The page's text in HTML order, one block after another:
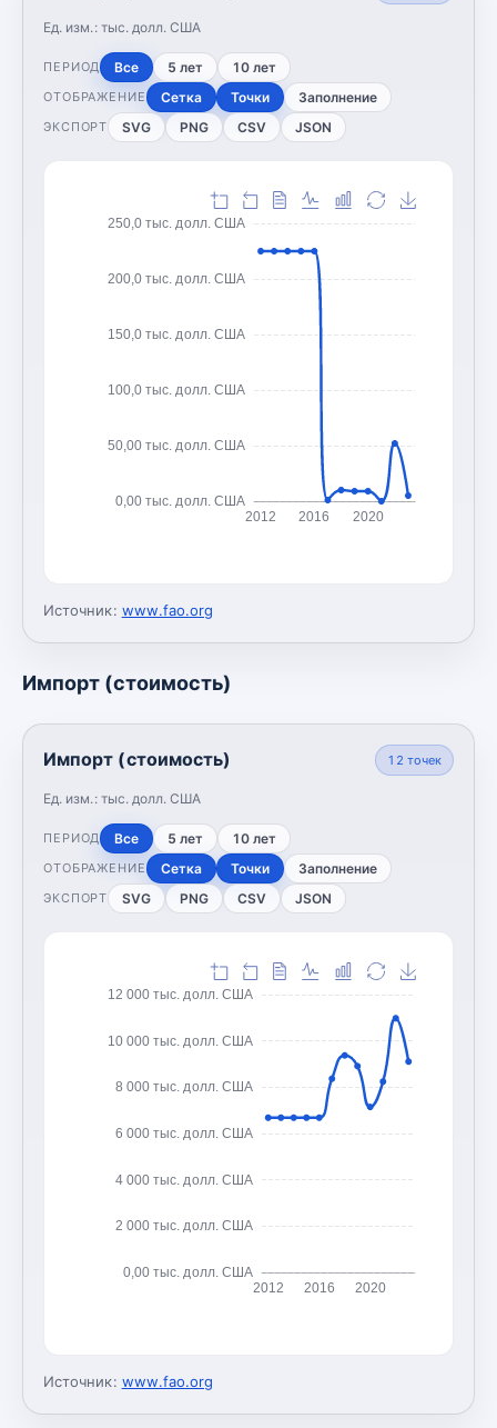
Ед. изм.: тыс. долл. США
ПЕРИОД Все 5 лет 10 лет
ОТОБРАЖЕНИЕ Сетка Точки Заполнение
ЭКСПОРТ SVG PNG CSV JSON
0,00 тыс. долл. США
50,00 тыс. долл. США
100,0 тыс. долл. США
150,0 тыс. долл. США
200,0 тыс. долл. США
250,0 тыс. долл. США
2012 2016 2020
Источник: www.fao.org
Импорт (стоимость)
Импорт (стоимость)
Ед. изм.: тыс. долл. США
12 точек
ПЕРИОД Все 5 лет 10 лет
ОТОБРАЖЕНИЕ Сетка Точки Заполнение
ЭКСПОРТ SVG PNG CSV JSON
0,00 тыс. долл. США
2 000 тыс. долл. США
4 000 тыс. долл. США
6 000 тыс. долл. США
8 000 тыс. долл. США
10 000 тыс. долл. США
12 000 тыс. долл. США
2012 2016 2020
Источник: www.fao.org